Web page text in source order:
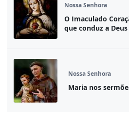
Nossa Senhora
O Imaculado
que conduz a Deus
Nossa Senhora
Maria nos